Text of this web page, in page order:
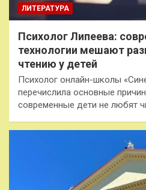
ЛИТЕРАТУРА
Психолог Липеева:
технологии мешают
чтению у детей
Психолог онлайн-школы
перечислила основные
современные дети не любят